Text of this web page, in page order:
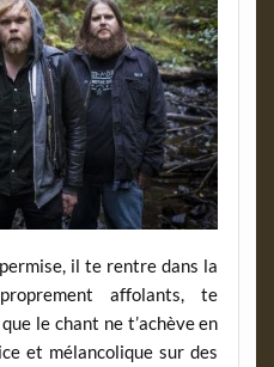
il te rentre dans la
affolants, te
le chant ne t’achève en
et mélancolique sur des